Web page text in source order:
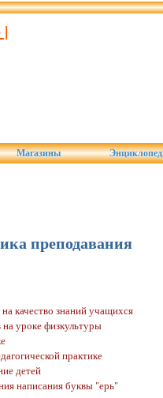
Магазины
преподавания
качество знаний учащихся
уроке физкультуры
практике
детей
написания буквы "ерь"